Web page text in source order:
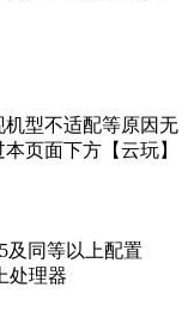
型不适配等原因无
页面下方【云玩】
及同等以上配置
处理器